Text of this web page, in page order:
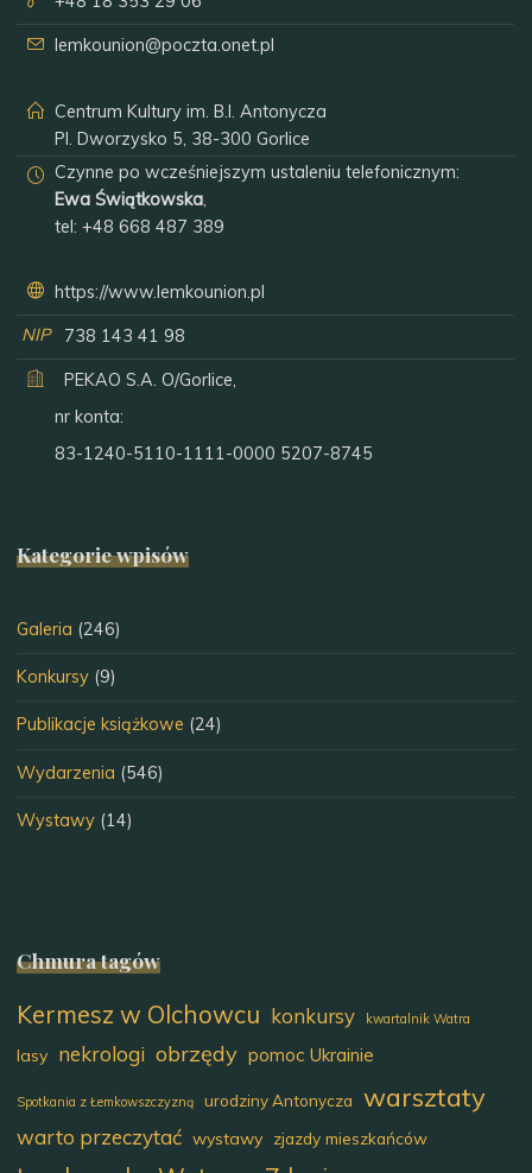
lemkounion@poczta.onet.pl
Centrum Kultury im. B.I. Antonycza
Pl. Dworzysko 5, 38-300 Gorlice
Czynne po wcześniejszym ustaleniu telefonicznym:
Ewa Świątkowska,
tel:+48 668 487 389
https://www.lemkounion.pl
NIP
738 143 41 98
PEKAO S.A. O/Gorlice,
nr konta:
83-1240-5110-1111-0000 5207-8745
Kategorie wpisów
Galeria (246)
Konkursy (9)
Publikacje książkowe (24)
Wydarzenia (546)
Wystawy (14)
Chmura tagów
Kermesz w Olchowcu konkursy kwartalnik Watra
lasy nekrologi obrzędy pomoc Ukrainie
Spotkania z Łemkowszczyzną urodziny Antonycza warsztaty
warto przeczytać wystawy zjazdy mieszkańców